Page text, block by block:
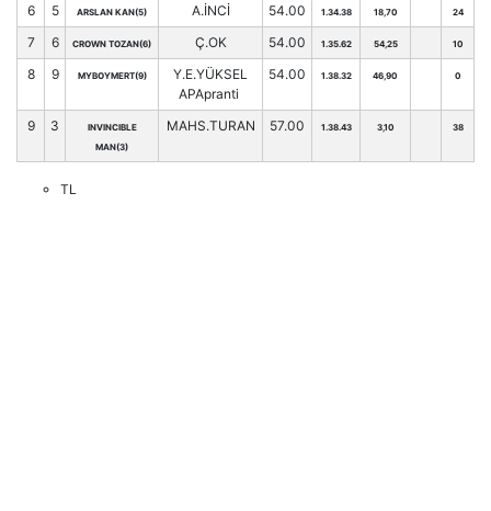
6 5 ARSLAN KAN(5) A.İNCİ 54.00 1.34.38 18,70 24
7 6 CROWN TOZAN(6) Ç.OK 54.00 1.35.62 54,25 10
8 9 MYBOYMERT(9)
Y.E.YÜKSEL
APApranti
54.00 1.38.32 46,90 0
9 3
INVINCIBLE
MAN(3)
MAHS.TURAN 57.00 1.38.43 3,10 38
TL